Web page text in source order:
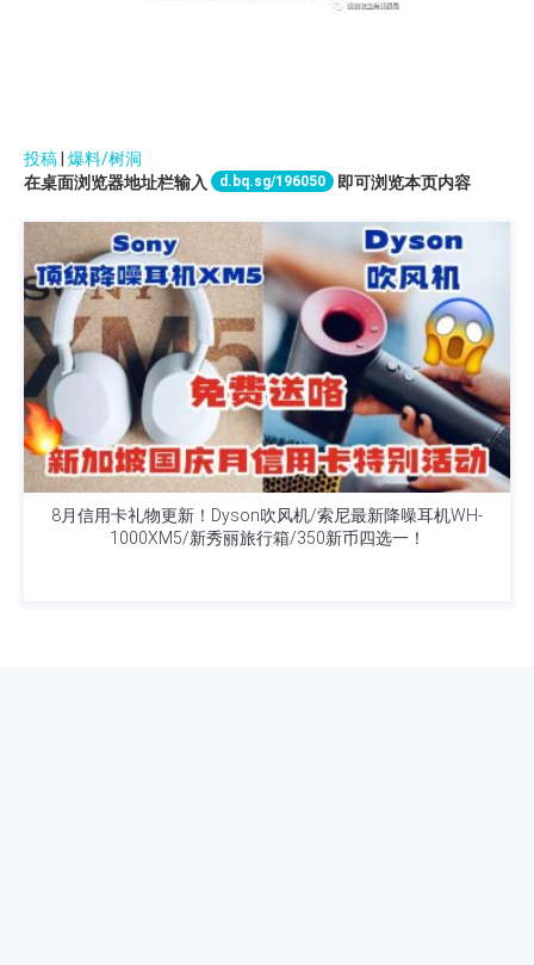
投稿 爆料/树洞
在桌面浏览器地址栏输入
d.bq.sg/196050 即可浏览本页内容
8月信用卡礼物更新！Dyson吹风机/索尼最新降噪耳机WH-
1000XM5/新秀丽旅行箱/350新币四选一！